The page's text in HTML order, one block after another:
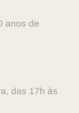
anos de
das 17h às